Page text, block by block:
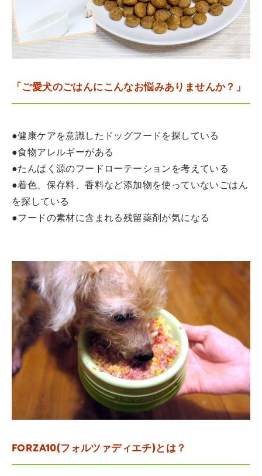
「ご愛犬のごはんにこんなお悩みありませんか？」
●健康ケアを意識したドッグフードを探している
●食物アレルギーがある
●たんぱく源のフードローテーションを考えている
●着色、保存料、香料など添加物を使っていないごはん
を探している
●フードの素材に含まれる残留薬剤が気になる
FORZA10(フォルツァディエチ)とは？